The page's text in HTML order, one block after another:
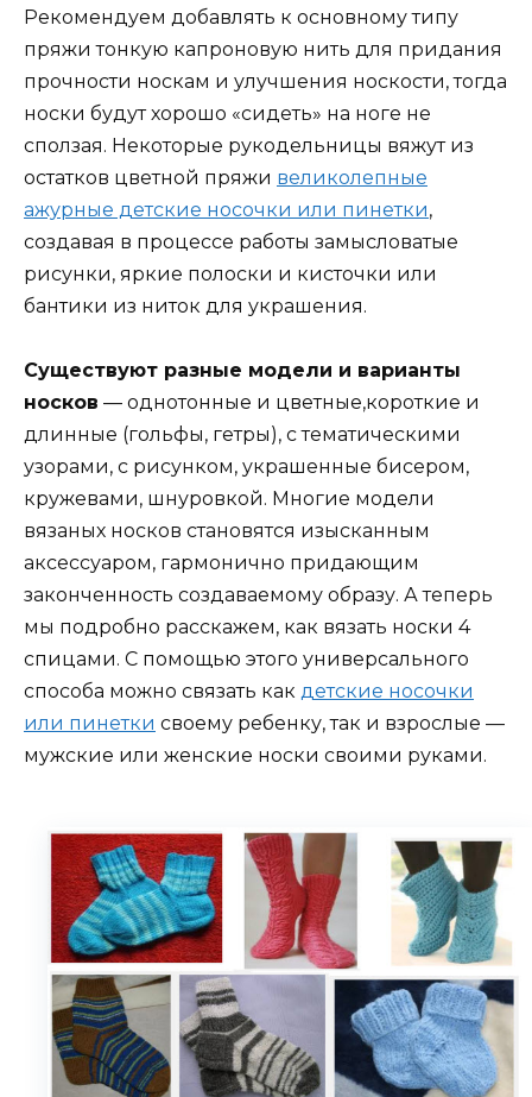
Рекомендуем добавлять к основному типу
пряжи тонкую капроновую нить для придания
прочности носкам и улучшения носкости, тогда
носки будут хорошо «сидеть» на ноге не
сползая. Некоторые рукодельницы вяжут из
остатков цветной пряжи великолепные
ажурные детские носочки или пинетки,
создавая в процессе работы замысловатые
рисунки, яркие полоски и кисточки или
бантики из ниток для украшения.
Существуют разные модели и варианты
носков — однотонные и цветные,короткие и
длинные (гольфы, гетры), с тематическими
узорами, с рисунком, украшенные бисером,
кружевами, шнуровкой. Многие модели
вязаных носков становятся изысканным
аксессуаром, гармонично придающим
законченность создаваемому образу. А теперь
мы подробно расскажем, как вязать носки 4
спицами. С помощью этого универсального
способа можно связать как детские носочки
или пинетки своему ребенку, так и взрослые —
мужские или женские носки своими руками.